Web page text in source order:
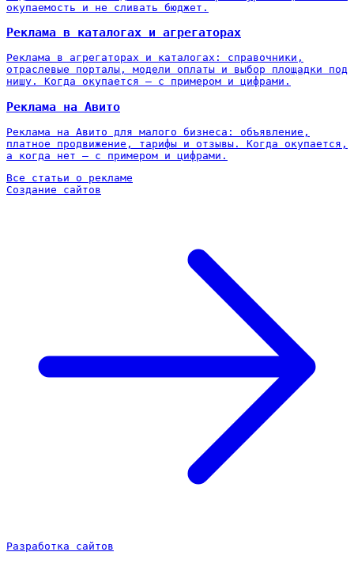
окупаемость и не сливать бюджет.
Реклама в каталогах и агрегаторах
Реклама в агрегаторах и каталогах: справочники,
отраслевые порталы, модели оплаты и выбор площадки под
нишу. Когда окупается — с примером и цифрами.
Реклама на Авито
Реклама на Авито для малого бизнеса: объявление,
платное продвижение, тарифы и отзывы. Когда окупается,
а когда нет — с примером и цифрами.
Все статьи о рекламе
Создание сайтов
Разработка сайтов